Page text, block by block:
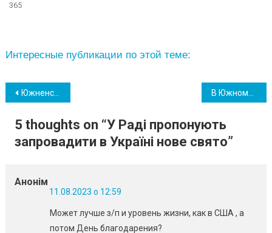
365
Интересные публикации по этой теме:
Навігація
записів
Южненська громада отримає від партнерів додаткові генератори В Южному 12 серпня – День жалоби, громада прощатиметься з Воїном Олегом Чебаном
5 thoughts on “У Раді пропонують
запровадити в Україні нове свято”
Анонім
11.08.2023 о 12:59
Может лучше з/п и уровень жизни, как в США , а
потом День благодарения?